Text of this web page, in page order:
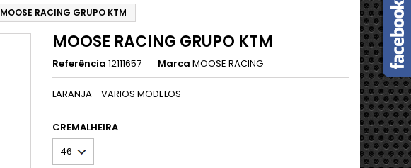
MOOSE RACING GRUPO KTM
MOOSE RACING GRUPO KTM
Referência 12111657 Marca MOOSE RACING
LARANJA - VARIOS MODELOS
CREMALHEIRA